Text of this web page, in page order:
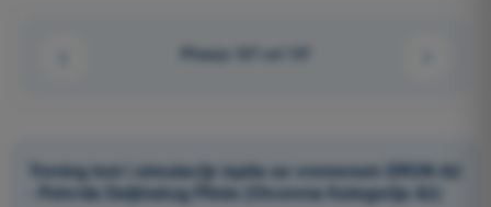
Pitanje 107 od 137
Trening test i simulacije ispita sa vremenom DRON A2
- Potvrda Daljinskog Pilota (Otvorena Kategorija A2)